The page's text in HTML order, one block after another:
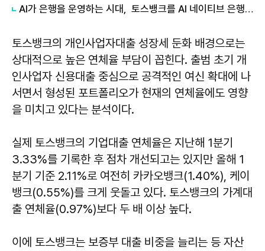
AI가 은행을 운영하는 시대, 토스뱅크를 AI 네이티브 은행으로 바꾼다
토스뱅크의 개인사업자대출 성장세 둔화 배경으로는
상대적으로 높은 연체율 부담이 꼽힌다. 출범 초기 개
인사업자 신용대출 중심으로 공격적인 여신 확대에 나
서면서 형성된 포트폴리오가 현재의 연체율에도 영향
을 미치고 있다는 분석이다.
실제 토스뱅크의 기업대출 연체율은 지난해 1분기
3.33%를 기록한 후 점차 개선되고는 있지만 올해 1
분기 기준 2.11%로 여전히 카카오뱅크(1.40%), 케이
뱅크(0.55%)를 크게 웃돌고 있다. 토스뱅크의 가계대
출 연체율(0.97%)보다 두 배 이상 높다.
이에 토스뱅크는 보증부 대출 비중을 늘리는 등 자산